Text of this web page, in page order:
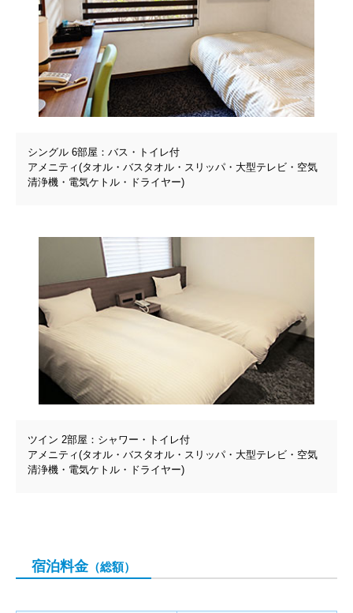
シングル 6部屋：バス・トイレ付
アメニティ(タオル・バスタオル・スリッパ・大型テレビ・空気
清浄機・電気ケトル・ドライヤー)
ツイン 2部屋：シャワー・トイレ付
アメニティ(タオル・バスタオル・スリッパ・大型テレビ・空気
清浄機・電気ケトル・ドライヤー)
宿泊料金（総額）